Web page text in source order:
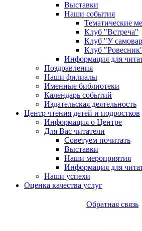
Выставки
Наши события
Тематические
Клуб "Встреча"
Клуб "У
Клуб
Информация для
Поздравления
Наши филиалы
Именные библиотеки
Календарь событий
Издательская деятельность
Центр чтения детей и подростков
Информация о Центре
Для Вас читатели
Советуем почитать
Выставки
Наши мероприятия
Информация для
Наши успехи
Оценка качества услуг
Обратная связь